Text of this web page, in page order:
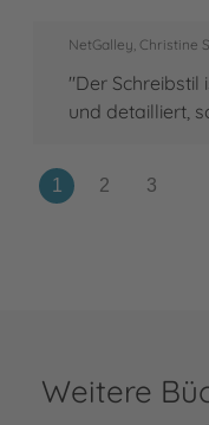
NetGalley, Christine
"Der Schreibstil
und detailliert,
Weitere